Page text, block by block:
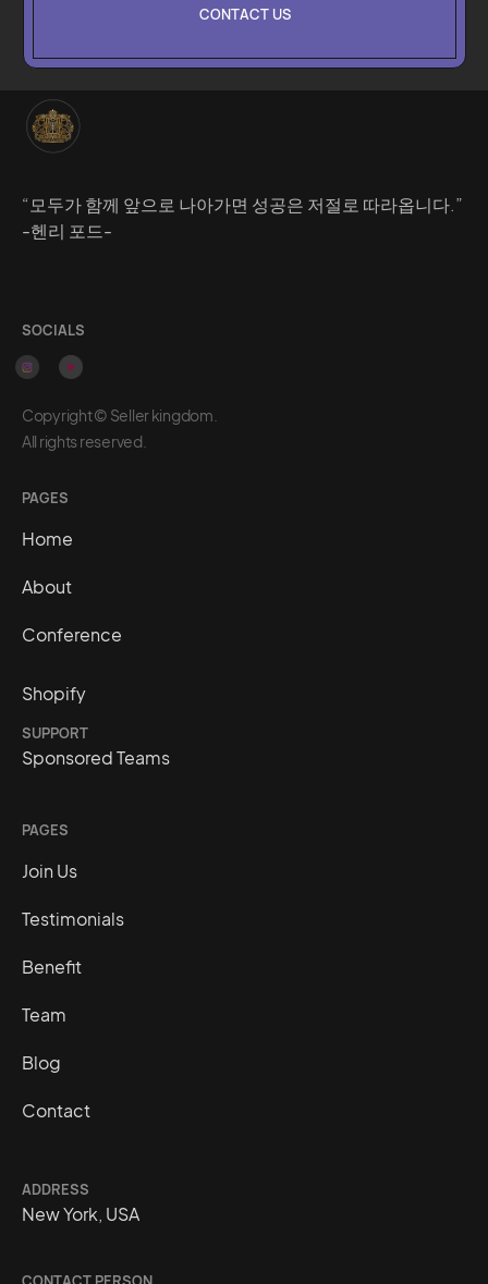
CONTACT US
“모두가 함께 앞으로 나아가면 성공은 저절로 따라옵니다.”
-헨리 포드-
SOCIALS
Copyright © Seller kingdom.
All rights reserved.
PAGES
Home
About
Conference
Shopify
SUPPORT
Sponsored Teams
PAGES
Join Us
Testimonials
Benefit
Team
Blog
Contact
ADDRESS
New York, USA